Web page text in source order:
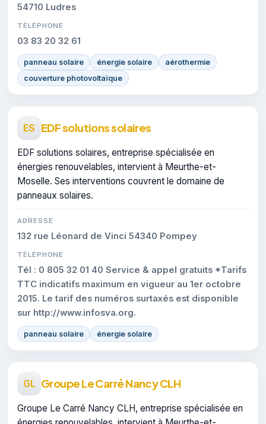
54710 Ludres
TÉLÉPHONE
03 83 20 32 61
panneau solaire énergie solaire
aérothermie
couverture photovoltaïque
ES EDF solutions solaires
EDF solutions solaires, entreprise spécialisée en
énergies renouvelables, intervient à Meurthe-et-
Moselle. Ses interventions couvrent le domaine de
panneaux solaires.
ADRESSE
132 rue Léonard de Vinci 54340 Pompey
TÉLÉPHONE
Tél : 0 805 32 01 40 Service & appel gratuits *Tarifs
TTC indicatifs maximum en vigueur au 1er octobre
2015. Le tarif des numéros surtaxés est disponible
sur http://www.infosva.org.
panneau solaire énergie solaire
GL Groupe Le Carré Nancy CLH
Groupe Le Carré Nancy CLH, entreprise spécialisée en